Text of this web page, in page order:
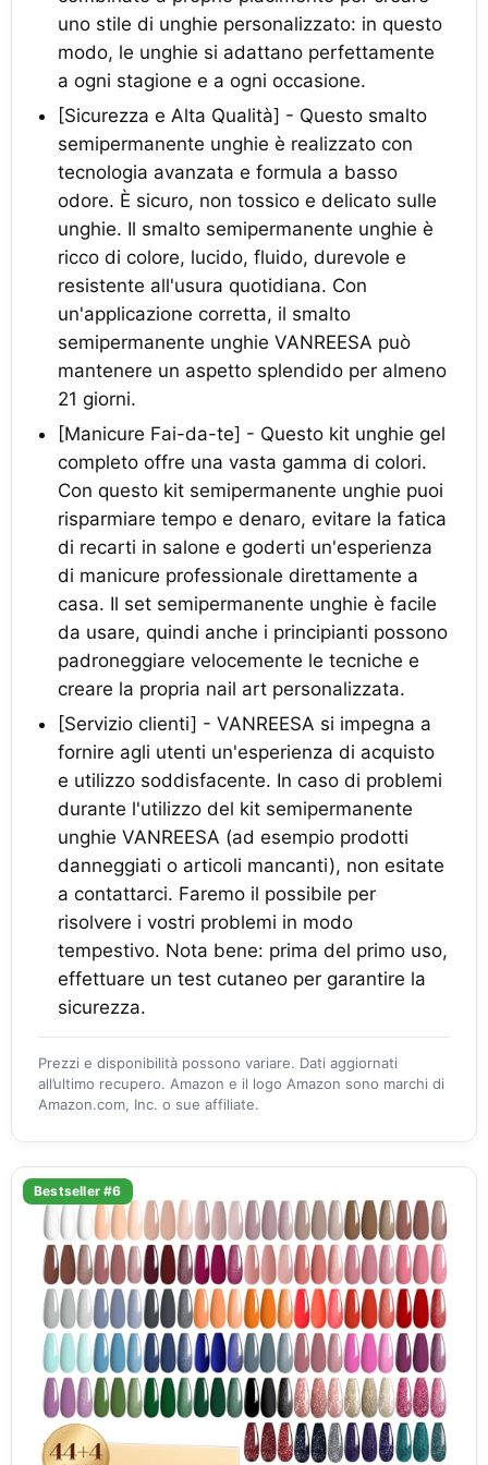
uno stile di unghie personalizzato: in questo
modo, le unghie si adattano perfettamente
a ogni stagione e a ogni occasione.
[Sicurezza e Alta Qualità] - Questo smalto
semipermanente unghie è realizzato con
tecnologia avanzata e formula a basso
odore. È sicuro, non tossico e delicato sulle
unghie. Il smalto semipermanente unghie è
ricco di colore, lucido, fluido, durevole e
resistente all'usura quotidiana. Con
un'applicazione corretta, il smalto
semipermanente unghie VANREESA può
mantenere un aspetto splendido per almeno
21 giorni.
[Manicure Fai-da-te] - Questo kit unghie gel
completo offre una vasta gamma di colori.
Con questo kit semipermanente unghie puoi
risparmiare tempo e denaro, evitare la fatica
di recarti in salone e goderti un'esperienza
di manicure professionale direttamente a
casa. Il set semipermanente unghie è facile
da usare, quindi anche i principianti possono
padroneggiare velocemente le tecniche e
creare la propria nail art personalizzata.
[Servizio clienti] - VANREESA si impegna a
fornire agli utenti un'esperienza di acquisto
e utilizzo soddisfacente. In caso di problemi
durante l'utilizzo del kit semipermanente
unghie VANREESA (ad esempio prodotti
danneggiati o articoli mancanti), non esitate
a contattarci. Faremo il possibile per
risolvere i vostri problemi in modo
tempestivo. Nota bene: prima del primo uso,
effettuare un test cutaneo per garantire la
sicurezza.
Prezzi e disponibilità possono variare. Dati aggiornati
all’ultimo recupero. Amazon e il logo Amazon sono marchi di
Amazon.com, Inc. o sue affiliate.
Bestseller #6